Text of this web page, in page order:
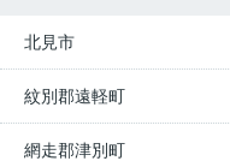
北見市
紋別郡遠軽町
網走郡津別町